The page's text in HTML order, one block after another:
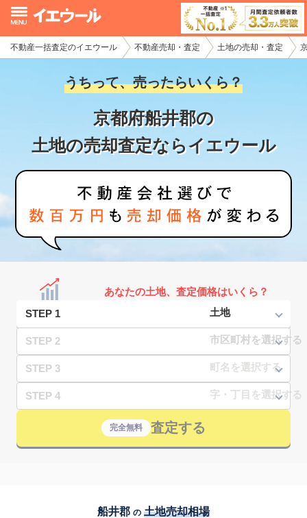
不動産一括査定のイエウール 不動産売却・査定 土地の売却・査定
うちって、売ったらいくら？
京都府船井郡の
土地の売却査定ならイエウール
あなたの土地、査定価格はいくら？
STEP 1
STEP 2
STEP 3
STEP 4
完全無料 査定する
船井郡 の 土地売却相場
イエウール加盟希望の不動産会社様
初めての方へ
不動産の売却・一括査定
家査定シミュレーター
お問い合わせ